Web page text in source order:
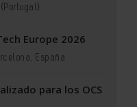
Europe 2026
España
para los OCS